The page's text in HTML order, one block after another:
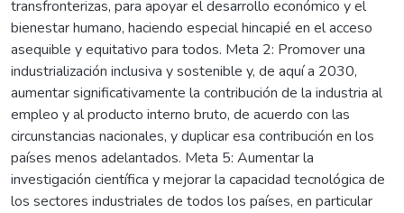
transfronterizas, para apoyar el desarrollo económico y el
bienestar humano, haciendo especial hincapié en el acceso
asequible y equitativo para todos. Meta 2: Promover una
industrialización inclusiva y sostenible y, de aquí a 2030,
aumentar significativamente la contribución de la industria al
empleo y al producto interno bruto, de acuerdo con las
circunstancias nacionales, y duplicar esa contribución en los
países menos adelantados. Meta 5: Aumentar la
investigación científica y mejorar la capacidad tecnológica de
los sectores industriales de todos los países, en particular